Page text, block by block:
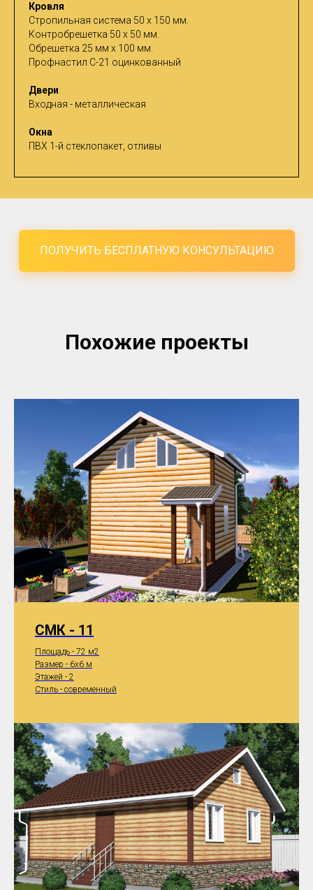
Кровля
Стропильная система 50 х 150 мм.
Контробрешетка 50 х 50 мм.
Обрешетка 25 мм х 100 мм.
Профнастил С-21 оцинкованный
Двери
Входная - металлическая
Окна
ПВХ 1-й стеклопакет, отливы
ПОЛУЧИТЬ БЕСПЛАТНУЮ КОНСУЛЬТАЦИЮ
Похожие проекты
СМК - 11
Площадь - 72 м2
Размер - 6x6 м
Этажей - 2
Стиль - современный